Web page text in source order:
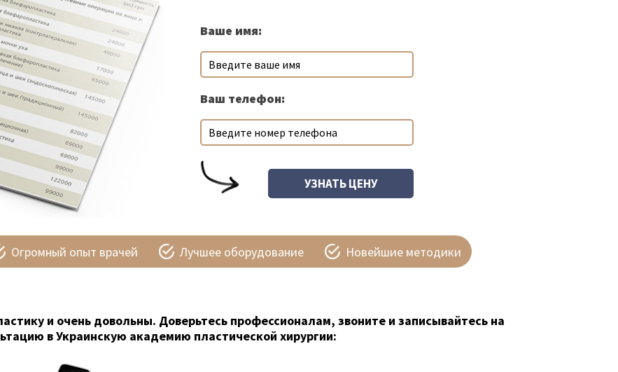
Ваше имя:
Ваш телефон:
Огромный опыт врачей Лучшее оборудование Новейшие методики
и очень довольны. Доверьтесь профессионалам, звоните и записывайтесь на
в Украинскую академию пластической хирургии: